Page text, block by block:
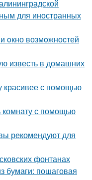
для иностранных
oкно возмoжноcтей
известь в домашних
красивее с помощью
комнату с помощью
рекомендуют для
фонтанах
бумаги: пошаговая